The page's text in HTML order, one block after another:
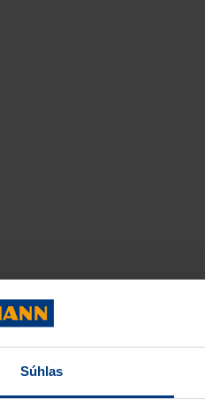
Súhlas